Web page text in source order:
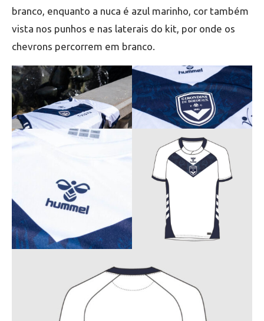
branco, enquanto a nuca é azul marinho, cor também
vista nos punhos e nas laterais do kit, por onde os
chevrons percorrem em branco.